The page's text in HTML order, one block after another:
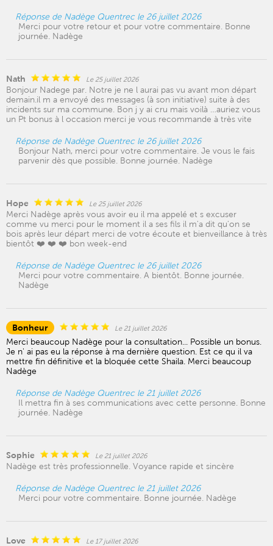
Réponse de Nadège Quentrec le 26 juillet 2026
Merci pour votre retour et pour votre commentaire. Bonne
journée. Nadège
Nath Le 25 juillet 2026
Bonjour Nadege par. Notre je ne l aurai pas vu avant mon départ
demain.il m a envoyé des messages (à son initiative) suite à des
incidents sur ma commune. Bon j y ai cru mais voilà …auriez vous
un Pt bonus à l occasion merci je vous recommande à très vite
Réponse de Nadège Quentrec le 26 juillet 2026
Bonjour Nath, merci pour votre commentaire. Je vous le fais
parvenir dès que possible. Bonne journée. Nadège
Hope Le 25 juillet 2026
Merci Nadège après vous avoir eu il ma appelé et s excuser
comme vu merci pour le moment il a ses fils il m'a dit qu'on se
bois après leur départ merci de votre écoute et bienveillance à très
bientôt ❤️ ❤️ ❤️ bon week-end
Réponse de Nadège Quentrec le 26 juillet 2026
Merci pour votre commentaire. A bientôt. Bonne journée.
Nadège
Bonheur Le 21 juillet 2026
Merci beaucoup Nadège pour la consultation... Possible un bonus.
Je n' ai pas eu la réponse à ma dernière question. Est ce qu il va
mettre fin définitive et la bloquée cette Shaila. Merci beaucoup
Nadège
Réponse de Nadège Quentrec le 21 juillet 2026
Il mettra fin à ses communications avec cette personne. Bonne
journée. Nadège
Sophie Le 21 juillet 2026
Nadège est très professionnelle. Voyance rapide et sincère
Réponse de Nadège Quentrec le 21 juillet 2026
Merci pour votre commentaire. Bonne journée. Nadège
Love Le 17 juillet 2026